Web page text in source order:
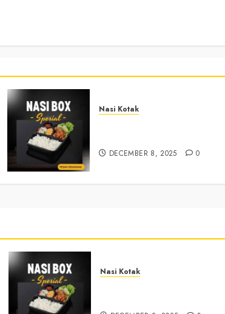
Nasi Kotak
DECEMBER 8, 2025 0
Nasi Kotak